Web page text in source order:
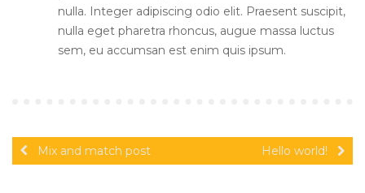
nulla. Integer adipiscing odio elit. Praesent suscipit,
nulla eget pharetra rhoncus, augue massa luctus
sem, eu accumsan est enim quis ipsum.
Mix and match post Hello world!